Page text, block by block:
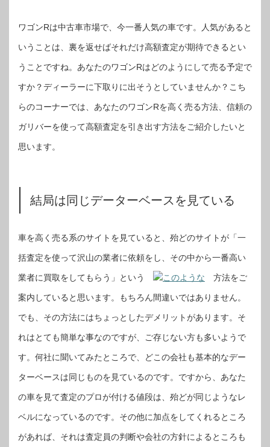
ワゴンRは中古車市場で、今一番人気の車です。人気があると
いうことは、裏を返せばそれだけ高額査定が期待できるとい
うことですね。あなたのワゴンRはどのようにして売る予定で
すか？ディーラーに下取りに出そうとしていませんか？こち
らのコーナーでは、あなたのワゴンRを高く売る方法、信頼の
ガリバーを使って高額査定を引き出す方法をご紹介したいと
思います。
結局は同じデーターベースを見ている
車を高く売る系のサイトを見ていると、殆どのサイトが「一
括査定を使って沢山の業者に依頼をし、その中から一番高い
業者に買取をしてもらう」という このような 方法をご
案内していると思います。もちろん間違いではありません。
でも、その方法にはちょっとしたデメリットがあります。そ
れはとても簡単な事なのですが、ご存じない方も多いようで
す。何社に聞いてみたところで、どこの会社も基本的なデー
ターベースは同じものを見ているのです。ですから、あなた
の車を見て査定のプロが付ける値段は、殆どが同じようなレ
ベルになっているのです。その他に加点をしてくれるところ
があれば、それは査定員の判断や会社の方針によるところも